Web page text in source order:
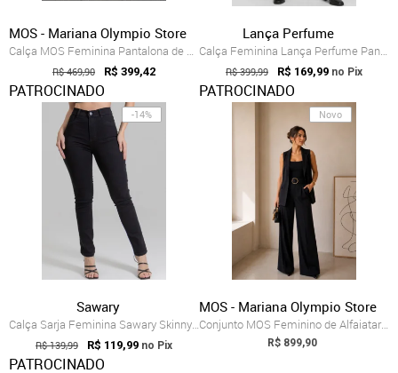
MOS - Mariana Olympio Store
Calça MOS Feminina Pantalona de Alfaiata...
R$ 469,90 R$ 399,42
PATROCINADO
Lança Perfume
Calça Feminina Lança Perfume Pantalona Bege
R$ 399,99 R$ 169,99 no Pix
PATROCINADO
-14%
Sawary
Calça Sarja Feminina Sawary Skinny Hot P...
R$ 139,99 R$ 119,99 no Pix
PATROCINADO
Novo
MOS - Mariana Olympio Store
Conjunto MOS Feminino de Alfaiataria com...
R$ 899,90